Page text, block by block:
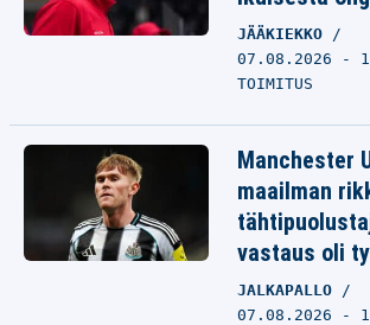
JÄÄKIEKKO
07.08.2026 -
TOIMITUS
Manchester
maailman
vastaus oli
JALKAPALLO
07.08.2026 -